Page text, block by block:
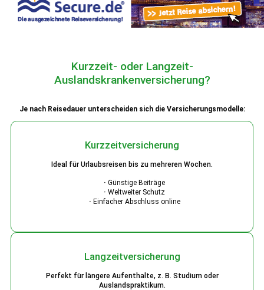
Kurzzeit- oder Langzeit-
Auslandskrankenversicherung?
Je nach Reisedauer unterscheiden sich die Versicherungsmodelle:
Kurzzeitversicherung
Ideal für Urlaubsreisen bis zu mehreren Wochen.
· Günstige Beiträge
· Weltweiter Schutz
· Einfacher Abschluss online
Langzeitversicherung
Perfekt für längere Aufenthalte, z. B. Studium oder
Auslandspraktikum.